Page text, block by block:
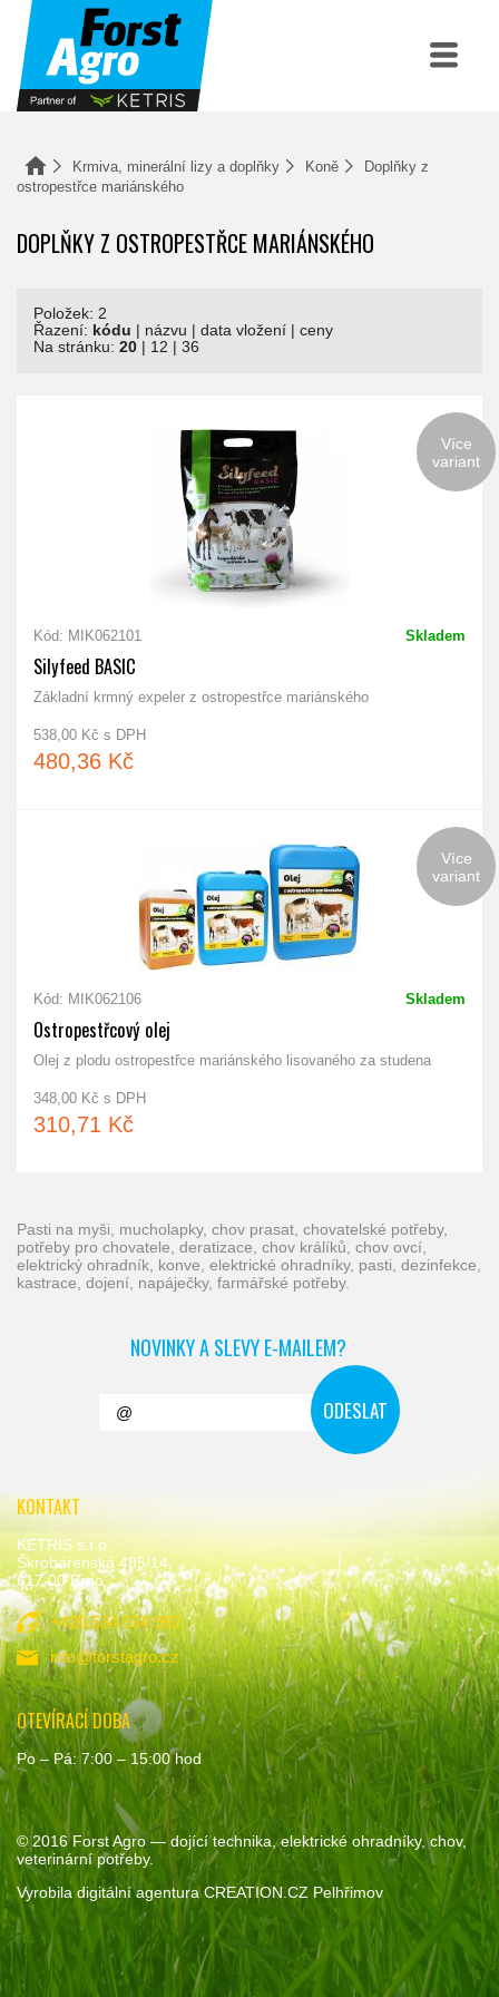
Krmiva, minerální lizy a doplňky Koně
Doplňky z
ostropestřce mariánského
DOPLŇKY Z OSTROPESTŘCE MARIÁNSKÉHO
Položek: 2
Řazení: kódu názvu data vložení
ceny
Na stránku: 20 12 36
Kód: MIK062101 Skladem
Silyfeed BASIC
Základní krmný expeler z ostropestřce mariánského
538,00 Kč s DPH
480,36 Kč
Více
variant
Kód: MIK062106 Skladem
Ostropestřcový olej
Olej z plodu ostropestřce mariánského lisovaného za studena
348,00 Kč s DPH
310,71 Kč
Více
variant
pasti na myši, mucholapky, chov prasat, chovatelské potřeby,
potřeby pro chovatele, deratizace, chov králíků, chov ovcí,
elektrický ohradník, konve, elektrické ohradníky, pasti, dezinfekce,
kastrace, dojení, napáječky, farmářské potřeby.
NOVINKY A SLEVY E-MAILEM?
KONTAKT
KETRIS s.r.o.
Škrobárenská 485/14,
617 00 Brno
+420 534 534 992
info@forstagro.cz
OTEVÍRACÍ DOBA
Po – Pá: 7:00 – 15:00 hod
© 2016Forst Agro— dojící technika, elektrické ohradníky, chov,
veterinární potřeby.
Vyrobila digitální agentura CREATION.CZ Pelhřimov